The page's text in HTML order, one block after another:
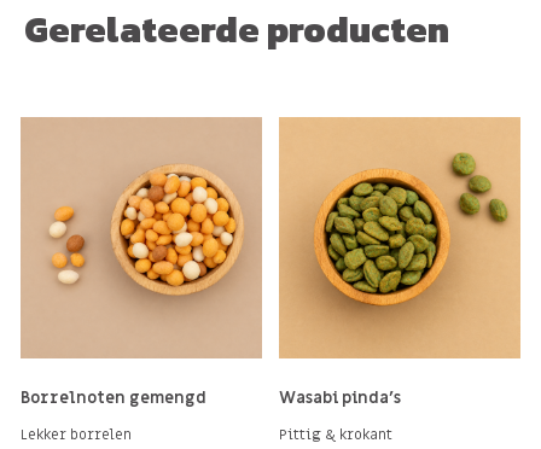
Gerelateerde producten
Borrelnoten gemengd
Lekker borrelen
Wasabi pinda's
Pittig & krokant